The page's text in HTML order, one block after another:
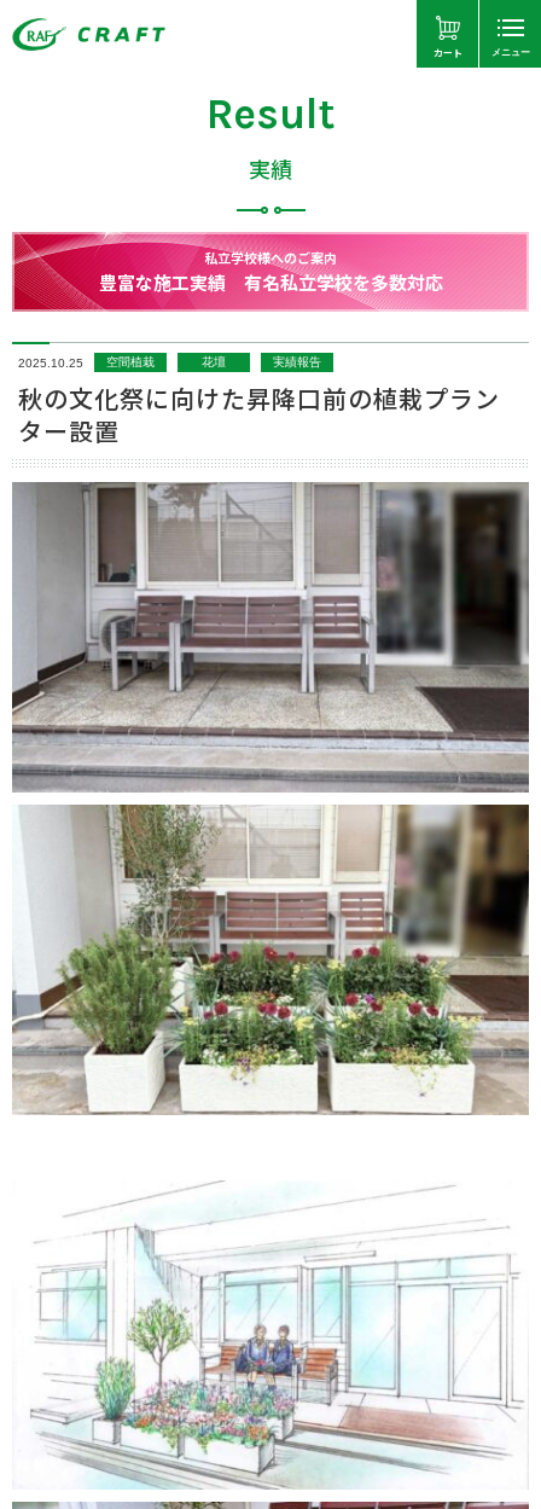
カート メニュー
Result
実績
私立学校様へのご案内
豊富な施工実績 有名私立学校を多数対応
2025.10.25 空間植栽 花壇 実績報告
秋の文化祭に向けた昇降口前の植栽プラン
ター設置